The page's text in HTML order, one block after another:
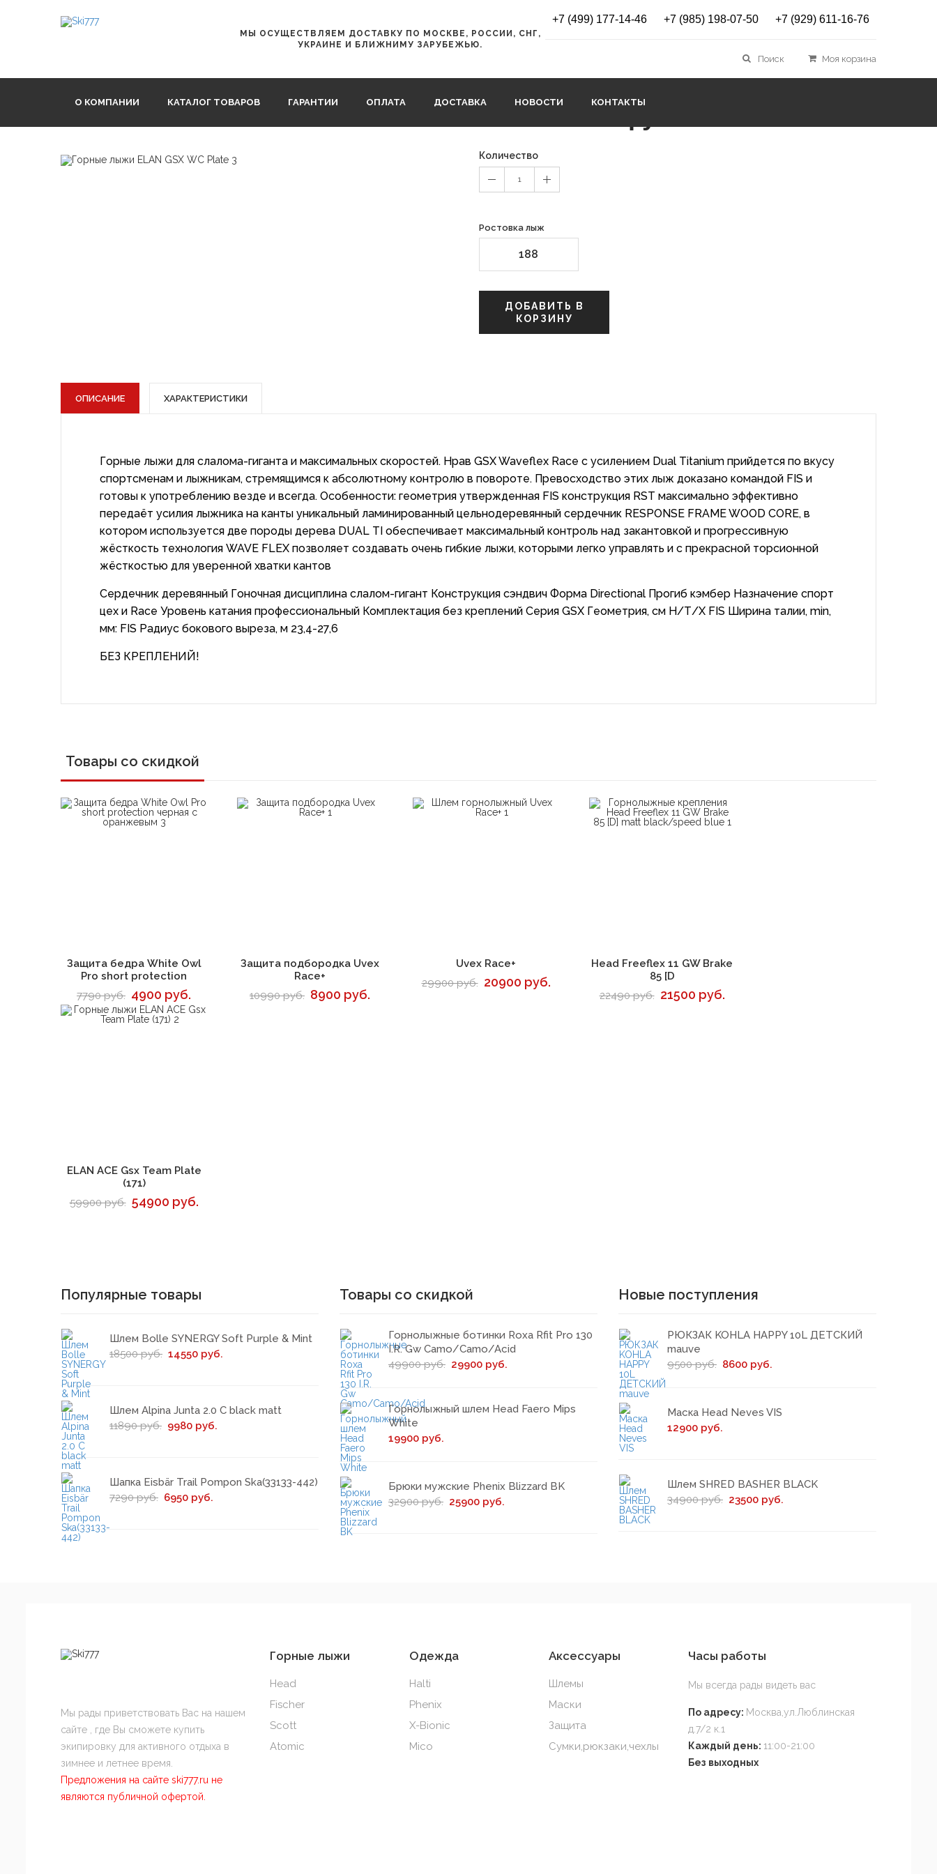
МЫ ОСУЩЕСТВЛЯЕМ ДОСТАВКУ ПО МОСКВЕ, РОССИИ, СНГ,
УКРАИНЕ И БЛИЖНИМУ ЗАРУБЕЖЬЮ.
+7 (499) 177-14-46 +7 (985) 198-07-50 +7 (929) 611-16-76
Поиск Моя корзина
О КОМПАНИИ КАТАЛОГ ТОВАРОВ ГАРАНТИИ ОПЛАТА ДОСТАВКА НОВОСТИ КОНТАКТЫ
Горные лыжи ELAN GSX WC Plate
AABCWZ17
58500 руб.
Количество
1
Ростовка лыж
188
ДОБАВИТЬ В
КОРЗИНУ
ОПИСАНИЕ ХАРАКТЕРИСТИКИ
Горные лыжи для слалома-гиганта и максимальных скоростей. Нрав GSX Waveflex Race с усилением Dual Тitanium прийдется по вкусу
спортсменам и лыжникам, стремящимся к абсолютному контролю в повороте. Превосходство этих лыж доказано командой FIS и
готовы к употреблению везде и всегда. Особенности: геометрия утвержденная FIS конструкция RST максимально эффективно
передаёт усилия лыжника на канты уникальный ламинированный цельнодеревянный сердечник RESPONSE FRAME WOOD CORE, в
котором используется две породы дерева DUAL TI обеспечивает максимальный контроль над закантовкой и прогрессивную
жёсткость технология WAVE FLEX позволяет создавать очень гибкие лыжи, которыми легко управлять и с прекрасной торсионной
жёсткостью для уверенной хватки кантов
Сердечник деревянный Гоночная дисциплина слалом-гигант Конструкция сэндвич Форма Directional Прогиб кэмбер Назначение спорт
цех и Race Уровень катания профессиональный Комплектация без креплений Серия GSX Геометрия, см Н/Т/Х FIS Ширина талии, min,
мм: FIS Радиус бокового выреза, м 23,4-27,6
БЕЗ КРЕПЛЕНИЙ!
Товары со скидкой
В корзину
Защита бедра White Owl
Pro short protection
7790 руб. 4900 руб.
В корзину
Защита подбородка Uvex
Race+
10990 руб. 8900 руб.
В корзину
Uvex Race+
29900 руб. 20900 руб.
В корзину
Head Freeflex 11 GW Brake
85 [D
22490 руб. 21500 руб.
В корзину
ELAN ACE Gsx Team Plate
(171)
59900 руб. 54900 руб.
Популярные товары
Шлем Bolle SYNERGY Soft Purple & Mint
18500 руб. 14550 руб.
Шлем Alpina Junta 2.0 C black matt
11890 руб. 9980 руб.
Шапка Eisbär Trail Pompon Ska(33133-442)
7290 руб. 6950 руб.
Товары со скидкой
Горнолыжные ботинки Roxa Rfit Pro 130
I.R. Gw Camo/Camo/Acid
49900 руб. 29900 руб.
Горнолыжный шлем Head Faero Mips
White
19900 руб.
Брюки мужские Phenix Blizzard BK
32900 руб. 25900 руб.
Новые поступления
РЮКЗАК KOHLA HAPPY 10L ДЕТСКИЙ
mauve
9500 руб. 8600 руб.
Маска Head Neves VIS
12900 руб.
Шлем SHRED BASHER BLACK
34900 руб. 23500 руб.
Мы рады приветствовать Вас на нашем
сайте , где Вы сможете купить
экипировку для активного отдыха в
зимнее и летнее время.
Предложения на сайте ski777.ru не
являются публичной офертой.
Горные лыжи
Head
Fischer
Scott
Atomic
Одежда
Halti
Phenix
X-Bionic
Mico
Аксессуары
Шлемы
Маски
Защита
Сумки,рюкзаки,чехлы
Часы работы
Мы всегда рады видеть вас
По адресу: Москва,ул.Люблинская
д.7/2 к.1
Каждый день: 11:00-21:00
Без выходных